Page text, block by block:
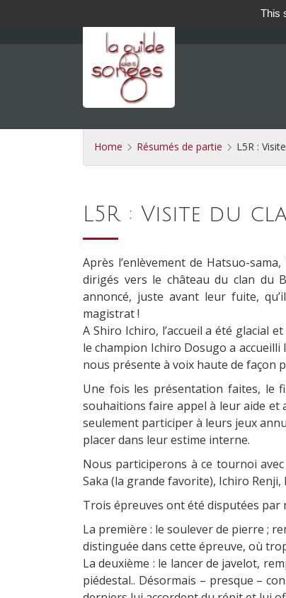
Home Résumés de partie L5R :
L5R : Visite du
Après l’enlèvementde Hatsuo-sama,
dirigés vers le château du clan du
annoncé, juste avant leur fuite,
magistrat !
A Shiro Ichiro, l’accueil a été glacial
le champion Ichiro Dosugo a accueilli
nous présente à voix haute de façon
Une fois les présentation faites, le
souhaitions faire appel à leur aide et
seulement participer à leurs jeux
placer dans leur estime interne.
Nous participerons à ce tournoi
Saka (la grande favorite), Ichiro Renji,
Trois épreuves ont été disputées par
La première : le soulever de pierre ;
distinguée dans cette épreuve, où
La deuxième : le lancer de javelot,
piédestal.. Désormais – presque –
This